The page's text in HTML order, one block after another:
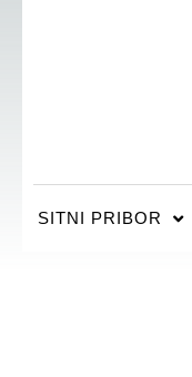
SITNI PRIBOR